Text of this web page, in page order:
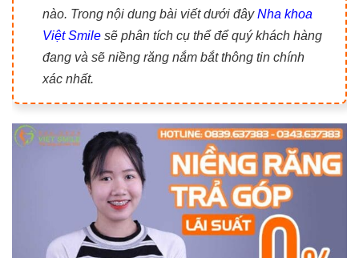
nào. Trong nội dung bài viết dưới đâyNha khoa
Việt Smile sẽ phân tích cụ thể để quý khách hàng
đang và sẽ niềng răng nắm bắt thông tin chính
xác nhất.